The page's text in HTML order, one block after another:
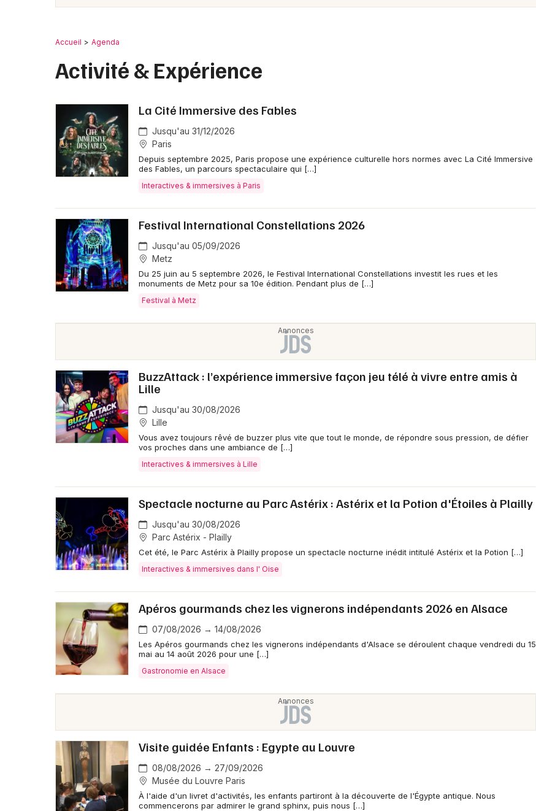
Artistes en tournée
Mulhouse
Toulouse
Accueil Agenda
Activité & Expérience
La Cité Immersive des Fables
Jusqu'au 31/12/2026
Paris
Depuis septembre 2025, Paris propose une expérience culturelle hors normes avec La Cité Immersive
des Fables, un parcours spectaculaire qui […]
Interactives & immersives à Paris
Festival International Constellations 2026
Jusqu'au 05/09/2026
Metz
Du 25 juin au 5 septembre 2026, le Festival International Constellations investit les rues et les
monuments de Metz pour sa 10e édition. Pendant plus de […]
Festival à Metz
BuzzAttack : l’expérience immersive façon jeu télé à vivre entre amis à
Lille
Jusqu'au 30/08/2026
Lille
Vous avez toujours rêvé de buzzer plus vite que tout le monde, de répondre sous pression, de défier
vos proches dans une ambiance de […]
Interactives & immersives à Lille
Spectacle nocturne au Parc Astérix : Astérix et la Potion d'Étoiles à Plailly
Jusqu'au 30/08/2026
Parc Astérix - Plailly
Cet été, le Parc Astérix à Plailly propose un spectacle nocturne inédit intitulé Astérix et la Potion […]
Interactives & immersives dans l' Oise
Apéros gourmands chez les vignerons indépendants 2026 en Alsace
07/08/2026 → 14/08/2026
Les Apéros gourmands chez les vignerons indépendants d'Alsace se déroulent chaque vendredi du 15
mai au 14 août 2026 pour une […]
Gastronomie en Alsace
Visite guidée Enfants : Egypte au Louvre
08/08/2026 → 27/09/2026
Musée du Louvre Paris
À l'aide d'un livret d'activités, les enfants partiront à la découverte de l'Égypte antique. Nous
commencerons par admirer le grand sphinx, puis nous […]